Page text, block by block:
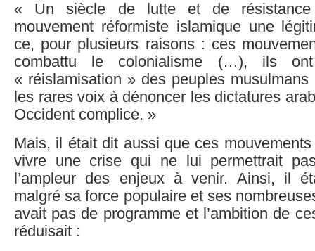
« Un siècle de lutte et de
mouvement réformiste islamique une
ce, pour plusieurs raisons : ces
combattu le colonialisme (…), ils
« réislamisation » des peuples
les rares voix à dénoncer les dictatures
Occident complice. »
Mais, il était dit aussi que ces
vivre une crise qui ne lui permettrait
l’ampleur des enjeux à venir. Ainsi, il
malgré sa force populaire et ses
avait pas de programme et l’ambition de
réduisait :